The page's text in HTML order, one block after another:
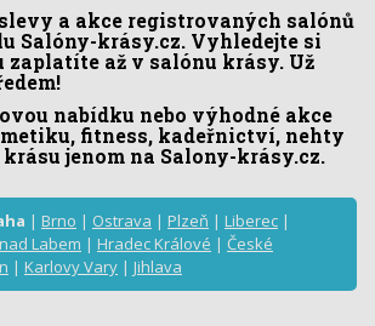
a akce registrovaných salónů
Salóny-krásy.cz. Vyhledejte si
zaplatíte až v salónu krásy. Už
nabídku nebo výhodné akce
fitness, kadeřnictví, nehty
jenom na Salony-krásy.cz.
| Brno | Ostrava | Plzeň | Liberec |
Labem | Hradec Králové | České
| Karlovy Vary | Jihlava